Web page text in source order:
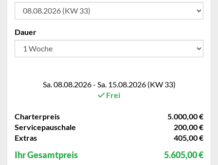
Dauer
Sa. 08.08.2026 - Sa. 15.08.2026 (KW 33)
Frei
Charterpreis
5.000,00 €
Servicepauschale
200,00 €
Extras
405,00 €
Ihr Gesamtpreis 5.605,00 €